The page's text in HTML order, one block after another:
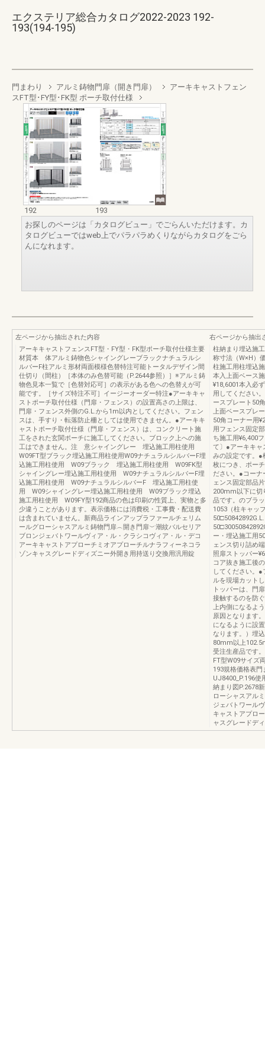
エクステリア総合カタログ2022-2023 192-
193(194-195)
門まわり アルミ鋳物門扉（開き門扉）
アーキキャストフェン
スFT型･FY型･FK型 ポーチ取付仕様
192
193
お探しのページは「カタログビュー」でごらんいただけます。カ
タログビューではweb上でパラパラめくりながらカタログをごら
んになれます。
左ページから抽出された内容
アーキキャストフェンスFT型・FY型・FK型ポーチ取付仕様主要
材質本 体アルミ鋳物色シャイングレーブラックナチュラルシ
ルバーF柱アルミ形材両面模様色替特注可能トータルデザイン間
仕切り（間柱）［本体のみ色替可能（P.2644参照）］※アルミ鋳
物色見本一覧で［色替対応可］の表示がある色への色替えが可
能です。［サイズ特注不可］イージーオーダー特注●アーキキャ
ストポーチ取付仕様（門扉・フェンス）の設置高さの上限は、
門扉・フェンス外側のG.L.から1m以内としてください。フェン
スは、手すり・転落防止柵としては使用できません。●アーキキ
ャストポーチ取付仕様（門扉・フェンス）は、コンクリート施
工をされた玄関ポーチに施工してください。ブロック上への施
工はできません。注 意シャイングレー 埋込施工用柱使用
W09FT型ブラック埋込施工用柱使用W09ナチュラルシルバーF埋
込施工用柱使用 W09ブラック 埋込施工用柱使用 W09FK型
シャイングレー埋込施工用柱使用 W09ナチュラルシルバーF埋
込施工用柱使用 W09ナチュラルシルバーF 埋込施工用柱使
用 W09シャイングレー埋込施工用柱使用 W09ブラック埋込
施工用柱使用 W09FY型192商品の色は印刷の性質上、実物と多
少違うことがあります。表示価格には消費税・工事費・配送費
は含まれていません。新商品ラインアップラファールチェリム
ールグローシャスアルミ鋳物門扉︵開き門扉︶潮紋バルセリア
ブロンジェバトワールヴィア・ル・クラシコヴィア・ル・デコ
アーキキャストアプローチミオアプローチルナラフィーネコラ
ゾンキャスグレードディズニー外開き用持送り交換用汎用錠
右ページから抽出
柱納まり埋込施
称寸法（W×H）
柱施工用柱埋込
本入上面ベース
¥18,6001本入必
用してください
ースプレート50
上面ベースプレ
50角コーナー用
用フェンス固定
ち施工用¥6,400
て〕●アーキキャ
みの設定です。●
枚につき、ポー
ださい。●コーナ
ェンス固定部品
200mm以下に切
品です。のブラ
1053（柱キャッ
ー・埋込施工用
ェンス切り詰め
照扉ストッパー
コア抜き施工後
してください。
ルを現場カット
トッパーは、門
接触するのを防
上内側になるよ
原因となります
になるように設
なります。）埋
80mm以上
受注生産品です
FT型W09サイズ
193規格価格表
UJ8400_P.196使
納まり図P.2678
ローシャスアル
ジェバトワール
キャストアプロ
ャスグレードデ